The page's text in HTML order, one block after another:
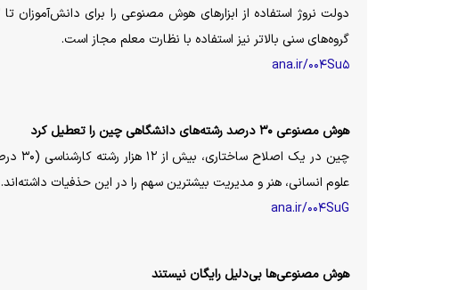
گروه‌های سنی بالاتر نیز استفاده با نظارت معلم مجاز است.
ana.ir/۰۰۴Su۵
هوش مصنوعی ۳۰ درصد رشته‌های دانشگاهی چین را تعطیل کرد
علوم انسانی، هنر و مدیریت بیشترین سهم را در این حذفیات داشته‌اند.
ana.ir/۰۰۴SuG
هوش مصنوعی‌ها بی‌دلیل رایگان نیستند